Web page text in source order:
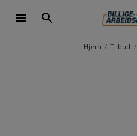
Hjem Tilbud